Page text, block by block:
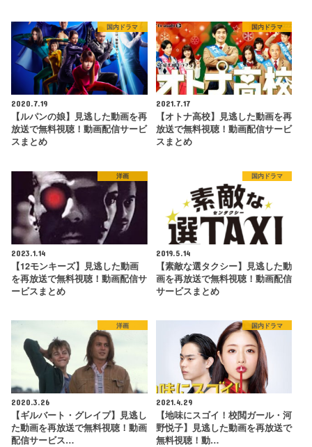
国内ドラマ
2020.7.19
【ルパンの娘】見逃した動画を再
放送で無料視聴！動画配信サービ
スまとめ
国内ドラマ
2021.7.17
【オトナ高校】見逃した動画を再
放送で無料視聴！動画配信サービ
スまとめ
洋画
2023.1.14
【12モンキーズ】見逃した動画
を再放送で無料視聴！動画配信サ
ービスまとめ
国内ドラマ
2019.5.14
【素敵な選タクシー】見逃した動
画を再放送で無料視聴！動画配信
サービスまとめ
洋画
2020.3.26
【ギルバート・グレイプ】見逃し
た動画を再放送で無料視聴！動画
配信サービス…
国内ドラマ
2021.4.29
【地味にスゴイ！校閲ガール・河
野悦子】見逃した動画を再放送で
無料視聴！動…